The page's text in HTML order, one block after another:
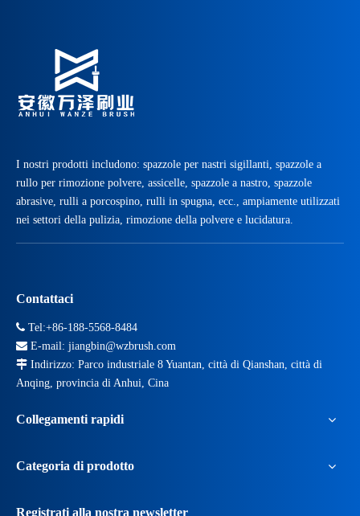
I nostri prodotti includono: spazzole per nastri sigillanti, spazzole a
rullo per rimozione polvere, assicelle, spazzole a nastro, spazzole
abrasive, rulli a porcospino, rulli in spugna, ecc., ampiamente utilizzati
nei settori della pulizia, rimozione della polvere e lucidatura.
Contattaci
 Tel:+86-188-5568-8484
 E-mail: jiangbin@wzbrush.com
 Indirizzo: Parco industriale 8 Yuantan, città di Qianshan, città di
Anqing, provincia di Anhui, Cina
Collegamenti rapidi
Categoria di prodotto
Registrati alla nostra newsletter